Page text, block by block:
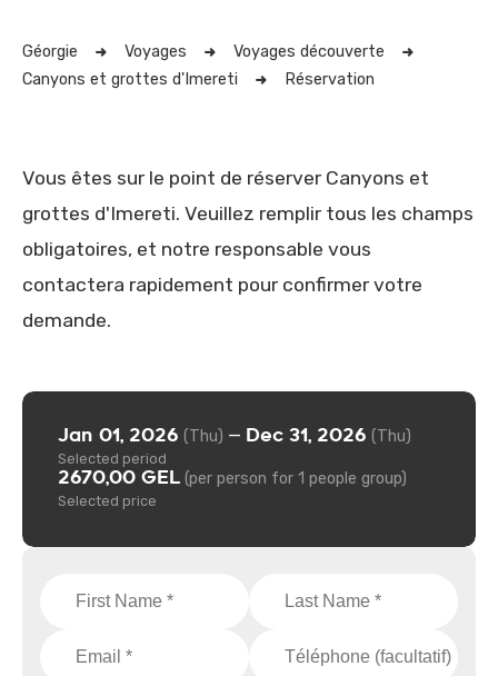
Géorgie Voyages
Voyages découverte
Canyons et grottes d'Imereti
Réservation
Vous êtes sur le point de réserver Canyons et
grottes d'Imereti. Veuillez remplir tous les champs
obligatoires, et notre responsable vous
contactera rapidement pour confirmer votre
demande.
Jan 01, 2026 (Thu) — Dec 31, 2026 (Thu)
Selected period
2670,00 GEL (per person for 1 people group)
Selected price